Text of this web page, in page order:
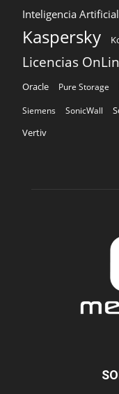
Inteligencia Artificial
Kaspersky
Licencias
Oracle Pure Storage
Siemens SonicWall
Vertiv